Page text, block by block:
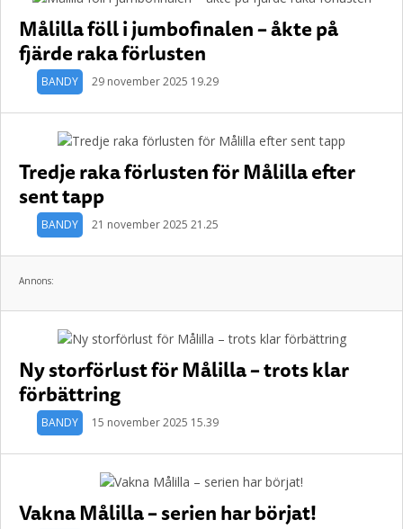
Målilla föll i jumbofinalen – åkte på
fjärde raka förlusten
BANDY 29 november 2025 19.29
Tredje raka förlusten för Målilla efter
sent tapp
BANDY 21 november 2025 21.25
Annons:
Ny storförlust för Målilla – trots klar
förbättring
BANDY 15 november 2025 15.39
Vakna Målilla – serien har börjat!